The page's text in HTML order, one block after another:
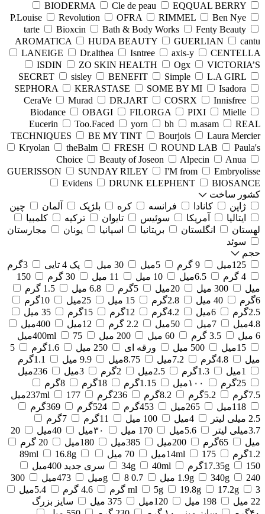
BIODERMA
Cle de peau
EQQUAL BERRY
P.Louise
Revolution OFRA RIMMEL
Ben Nye
tarte
Bioxcin Bath & Body Works
Fenty Beauty
AROMATICA
HUDA BEAUTY GUERLIAN
cantu
LANEIGE
Dr.althea Isntree axis-y
CENTELLA
ISDIN
ZO SKIN HEALTH Ogx
VICTORIA’S
SECRET
sisley BENEFIT Simple
L.A GIRL
SEPHORA
KERASTASE SOME BY MI
Isadora
CeraVe
Murad DR.JART COSRX
Innisfree
Biodance
OBAGI FILORGA PIXI
Mielle
Eucerin
Too.Faced yorn bh m.asam
REAL
TECHNIQUES
BE MY TINT Bourjois
Laura Mercier
Kryolan
theBalm FRESH ROUND LAB
Paula's
Choice
Beauty of Joseon Alpecin
Anua
GUERISSON
SUNDAY RILEY I'M from
Embryolisse
Evidens
DRUNK ELEPHENT
BIOSANCE
کشور ساخت
ژاپن
کانادا فرانسه کره بلژیک آلمان
چین
ایتالیا
آمریکا سوئیس تایوان ترکیه
کلمبیا
لهستان
انگلستان بریتانیا اسپانیا یونان
مجارستان
سوئد
حجم
125میل
9 گرم 5میل 30 میل پک 4 تایی
3گرم
4 گرم
6.5میل 10 میل 11 میل 30 گرم
150
میل
300 میل 20میل 5گرم 6.8 میل
1.5 گرم
6گرم
40 میل 2.8گرم 15 میل 25میل
10گرم
2.5گرم
6میل 4.2گرم 12گرم 15گرم
35 میل
4.8میل
7میل 50میل 2.2 گرم 12میل
400میل
6 میل
3.5 گرم 60 میل 200 میل 400ml
75میل
15میل
500 میل ورقه ای 250 میل 1.6گرم
5
میل
4.8گرم 7.2میل 8.75میل 9.9 میل
1.1گرم
1میل
1.3گرم 2.5میل 2گرم 3میل
236میل
25گرم
۱۰۰میل 1.15گرم 18گرم
8گرم
7.5گرم
5.2گرم 8.2گرم 236گرم 237ml
177میل
118میل
265میل 453گرم 524گرم
369گرم
2.5 میلی لیتر
4میل 100 میل 11گرم
7گرم
3.7میلی لیتر
5.6میل 170 میل ۳۰میل 40میل
20
میل
65گرم 200میل 385میل 180میل
20 گرم
1.2گرم
14ml 175میل 70 میل 89ml
16.8g
17.35g
150گرم 34g 40ml
سری جدید 400میل
1.9g
340g 240 میل 0.7 g 8میل 473میل
300
ml
5g 19.8g 17.2g 3 گرم 4.6 گرم
5.4میل
22 میل
198 میل 120میل 375 میل
سایز بزرگ